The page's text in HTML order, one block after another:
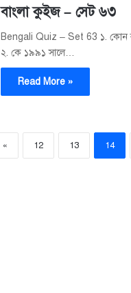
বাংলা কুইজ – সেট ৬৩
Bengali Quiz – Set 63 ১. কোন
২. কে ১৯৯১ সালে…
Read More »
« 12 13 14